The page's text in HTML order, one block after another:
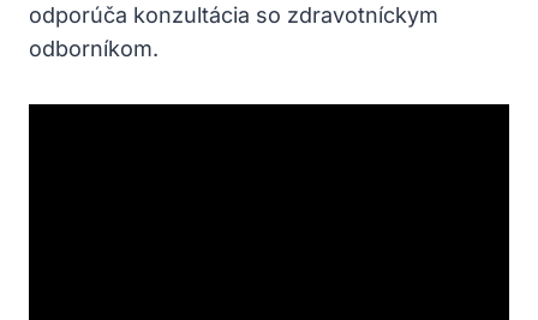
odporúča konzultácia so zdravotníckym
odborníkom.